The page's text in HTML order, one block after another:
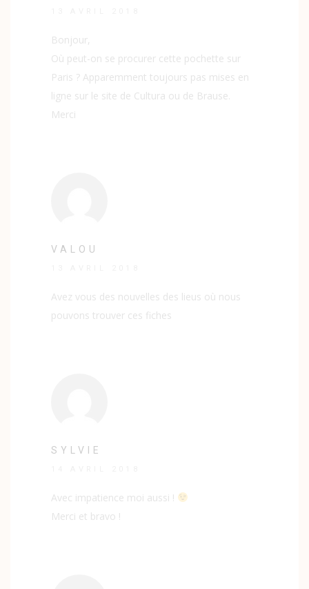
Bonjour,
Où peut-on se procurer cette pochette sur
Paris ? Apparemment toujours pas mises en
ligne sur le site de Cultura ou de Brause.
Merci
VALOU
Avez vous des nouvelles des lieus où nous
pouvons trouver ces fiches
SYLVIE
Avec impatience moi aussi !
Merci et bravo !